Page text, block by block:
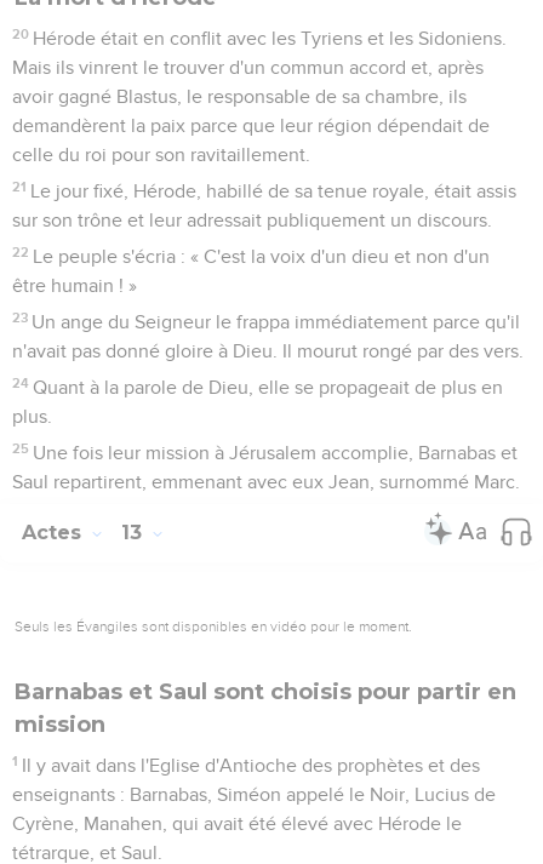
20 Hérode était en conflit avec les Tyriens et les Sidoniens.
Mais ils vinrent le trouver d'un commun accord et, après
avoir gagné Blastus, le responsable de sa chambre, ils
demandèrent la paix parce que leur région dépendait de
celle du roi pour son ravitaillement.
21 Le jour fixé, Hérode, habillé de sa tenue royale, était assis
sur son trône et leur adressait publiquement un discours.
22 Le peuple s'écria : « C'est la voix d'un dieu et non d'un
être humain ! »
23 Un ange du Seigneur le frappa immédiatement parce qu'il
n'avait pas donné gloire à Dieu. Il mourut rongé par des vers.
24 Quant à la parole de Dieu, elle se propageait de plus en
plus.
25 Une fois leur mission à Jérusalem accomplie, Barnabas et
Saul repartirent, emmenant avec eux Jean, surnommé Marc.
Actes 13
Seuls les Évangiles sont disponibles en vidéo pour le moment.
Barnabas et Saul sont choisis pour partir en
mission
1 Il y avait dans l'Eglise d'Antioche des prophètes et des
enseignants : Barnabas, Siméon appelé le Noir, Lucius de
Cyrène, Manahen, qui avait été élevé avec Hérode le
tétrarque, et Saul.